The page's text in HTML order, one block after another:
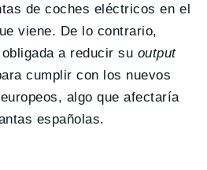
de coches eléctricos en el
viene. De lo contrario,
a reducir su output
cumplir con los nuevos
algo que afectaría
españolas.